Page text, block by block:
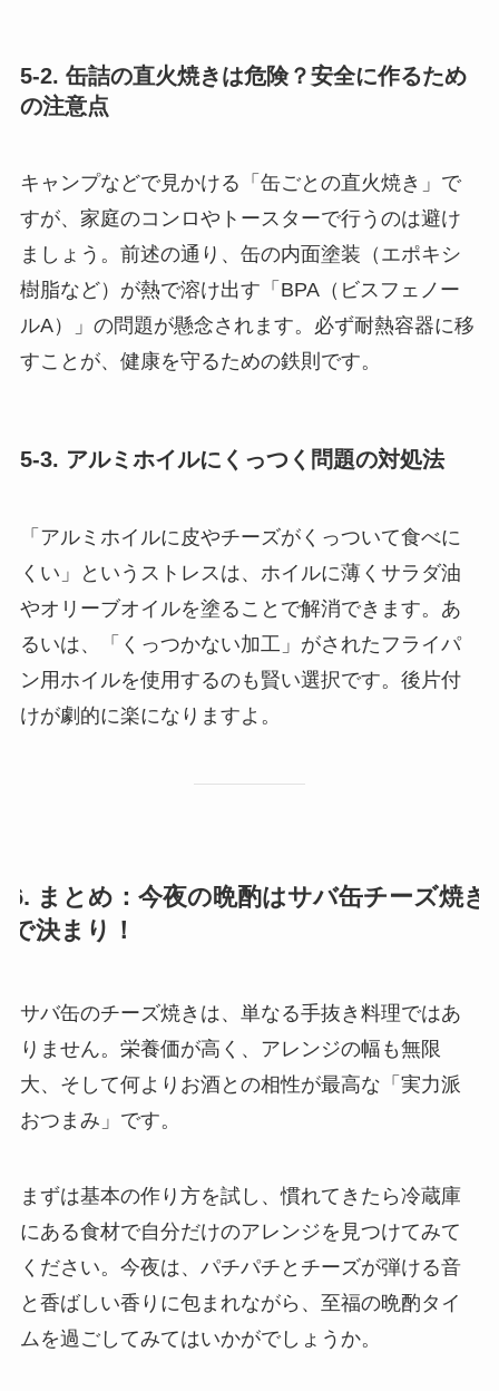
5-2. 缶詰の直火焼きは危険？安全に作るため
の注意点
キャンプなどで見かける「缶ごとの直火焼き」で
すが、家庭のコンロやトースターで行うのは避け
ましょう。前述の通り、缶の内面塗装（エポキシ
樹脂など）が熱で溶け出す「BPA（ビスフェノー
ルA）」の問題が懸念されます。必ず耐熱容器に移
すことが、健康を守るための鉄則です。
5-3. アルミホイルにくっつく問題の対処法
「アルミホイルに皮やチーズがくっついて食べに
くい」というストレスは、ホイルに薄くサラダ油
やオリーブオイルを塗ることで解消できます。あ
るいは、「くっつかない加工」がされたフライパ
ン用ホイルを使用するのも賢い選択です。後片付
けが劇的に楽になりますよ。
6. まとめ：今夜の晩酌はサバ缶チーズ焼き
で決まり！
サバ缶のチーズ焼きは、単なる手抜き料理ではあ
りません。栄養価が高く、アレンジの幅も無限
大、そして何よりお酒との相性が最高な「実力派
おつまみ」です。
まずは基本の作り方を試し、慣れてきたら冷蔵庫
にある食材で自分だけのアレンジを見つけてみて
ください。今夜は、パチパチとチーズが弾ける音
と香ばしい香りに包まれながら、至福の晩酌タイ
ムを過ごしてみてはいかがでしょうか。